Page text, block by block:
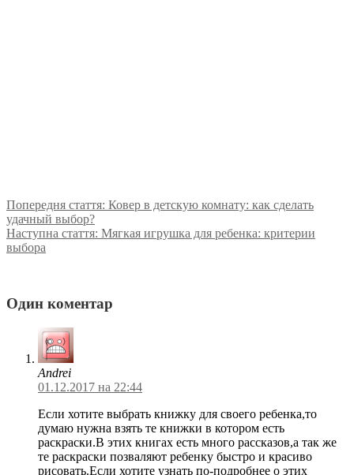
Попередня стаття: Ковер в детскую комнату: как сделать
удачный выбор?
Наступна стаття: Мягкая игрушка для ребенка: критерии
выбора
Один коментар
Andrei
01.12.2017 на 22:44
Если хотите выбрать книжку для своего ребенка,то
думаю нужна взять те книжки в котором есть
раскраски.В этих книгах есть много рассказов,а так же
те раскраски позваляют ребенку быстро и красиво
рисовать.Если хотите узнать по-подробнее о этих